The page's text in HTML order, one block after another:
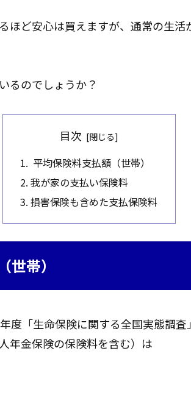
ほど安心は買えますが、通常の生活
るのでしょうか？
目次
1. 平均保険料支払額（世帯）
2. 我が家の支払い保険料
3. 損害保険も含めた支払保険料
帯）
度「生命保険に関する全国実態調
年金保険の保険料を含む）は